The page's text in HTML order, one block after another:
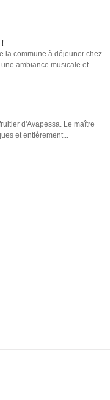
la commune à déjeuner chez
ambiance musicale et...
d'Avapessa. Le maître
et entièrement...